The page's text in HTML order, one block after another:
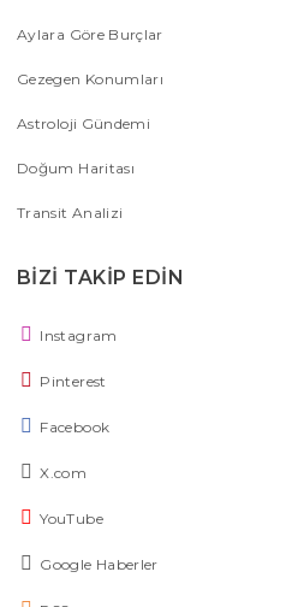
Aylara Göre Burçlar
Gezegen Konumları
Astroloji Gündemi
Doğum Haritası
Transit Analizi
BİZİ TAKİP EDİN
Instagram
Pinterest
Facebook
X.com
YouTube
Google Haberler